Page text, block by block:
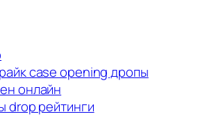
case opening дропы
онлайн
drop рейтинги